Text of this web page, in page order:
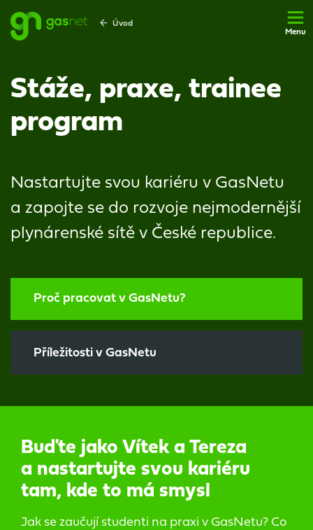
Úvod
Menu
Stáže, praxe, trainee
program
Nastartujte svou kariéru v GasNetu
a zapojte se do rozvoje nejmodernější
plynárenské sítě v České republice.
Proč pracovat v GasNetu?
Příležitosti v GasNetu
Buďte jako Vítek a Tereza
a nastartujte svou kariéru
tam, kde to má smysl
Jak se zaučují studenti na praxi v GasNetu? Co